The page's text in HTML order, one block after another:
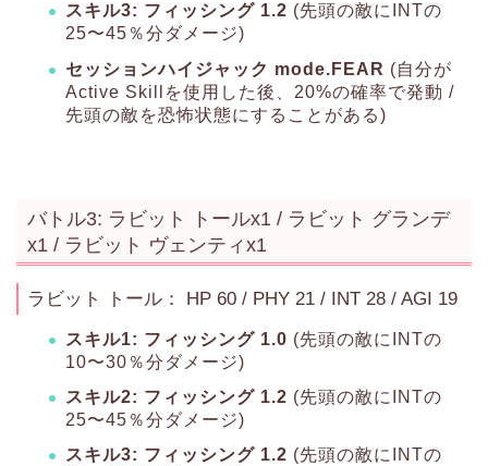
スキル3: フィッシング 1.2 (先頭の敵にINTの
25〜45％分ダメージ)
セッションハイジャック mode.FEAR (自分が
Active Skillを使用した後、20%の確率で発動 /
先頭の敵を恐怖状態にすることがある)
バトル3: ラビット トールx1 / ラビット グランデ
x1 / ラビット ヴェンティx1
ラビット トール： HP 60 / PHY 21 / INT 28 / AGI 19
スキル1: フィッシング 1.0 (先頭の敵にINTの
10〜30％分ダメージ)
スキル2: フィッシング 1.2 (先頭の敵にINTの
25〜45％分ダメージ)
スキル3: フィッシング 1.2 (先頭の敵にINTの